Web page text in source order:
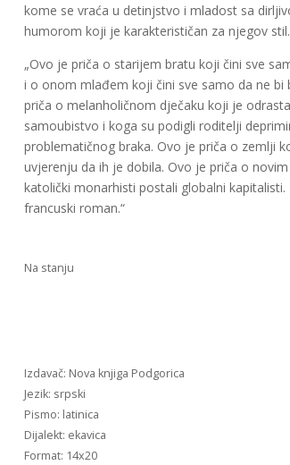
kome se vraća u detinjstvo i mladost sa
humorom koji je karakterističan za njegov stil.
„Ovo je priča o starijem bratu koji čini sve
i o onom mlađem koji čini sve samo da ne
priča o melanholičnom dječaku koji je
samoubistvo i koga su podigli roditelji
problematičnog braka. Ovo je priča o zemlji
uvjerenju da ih je dobila. Ovo je priča o
katolički monarhisti postali globalni
francuski roman.“
Na stanju
Nova knjiga Podgorica
srpski
latinica
ekavica
14x20